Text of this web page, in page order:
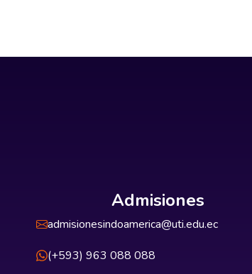
Admisiones
admisionesindoamerica@uti.edu.ec
(+593) 963 088 088